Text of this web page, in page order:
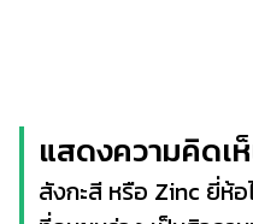
แสดงความคิดเ
สังกะสี หรือ Zinc ยี่ห้